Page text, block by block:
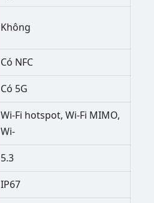
Không
Có NFC
Có 5G
Wi-Fi hotspot, Wi-Fi MIMO,
Wi-
5.3
IP67